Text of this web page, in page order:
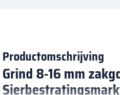
Productomschrijving
Grind 8-16 mm